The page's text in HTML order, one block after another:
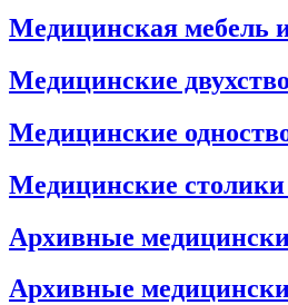
Медицинская мебель
Медицинские
Медицинские
Медицинские
Архивные
Архивные